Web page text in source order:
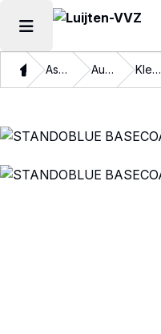
Hoofdmenu openen
ThuisAssortiment Autolakken Kleurlakken